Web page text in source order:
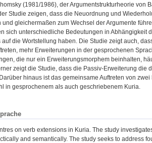
(1981/1986), der Argumentstrukturheorie von
Studie zeigen, dass die Neuordnung und
gleichermaßen zum Wechsel der Argumente
sich unterschiedliche Bedeutungen in
die Wortstellung haben. Die Studie zeigt auch,
mehr Erweiterungen in der gesprochenen
die nur ein Erweiterungsmorphem beinhalten,
zeigt die Studie, dass die Passiv-Erweiterung
hinaus ist das gemeinsame Auftreten von
in gesprochenem als auch geschriebenem Kuria.
on verb extensions in Kuria. The study
and semantically. The study seeks to address